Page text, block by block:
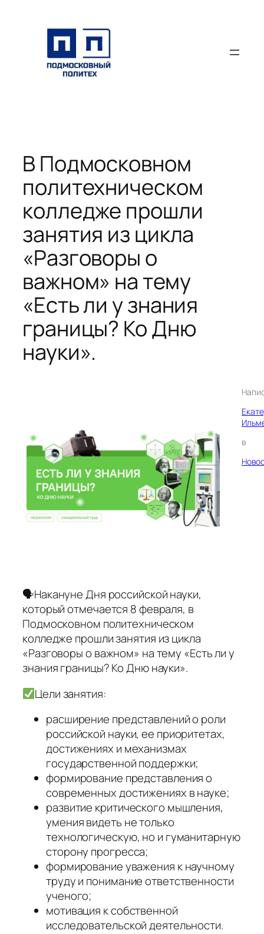
содержимому
В Подмосковном
политехническом
колледже прошли
занятия из цикла
«Разговоры о
важном» на тему
«Есть ли у знания
границы? Ко Дню
науки».
в
🗣Накануне Дня российской науки,
который отмечается 8 февраля, в
Подмосковном политехническом
колледже прошли занятия из цикла
«Разговоры о важном» на тему «Есть ли у
знания границы? Ко Дню науки».
Цели занятия:
расширение представлений о роли
российской науки, ее приоритетах,
достижениях и механизмах
государственной поддержки;
формирование представления о
современных достижениях в науке;
развитие критического мышления,
умения видеть не только
технологическую, но и гуманитарную
сторону прогресса;
формирование уважения к научному
труду и понимание ответственности
ученого;
мотивация к собственной
исследовательской деятельности.